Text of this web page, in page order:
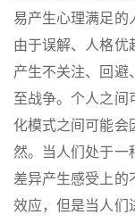
易产生心理满足的
由于误解、人格优
产生不关注、回避
至战争。个人之间
化模式之间可能会
然。当人们处于一
差异产生感受上的
效应，但是当人们